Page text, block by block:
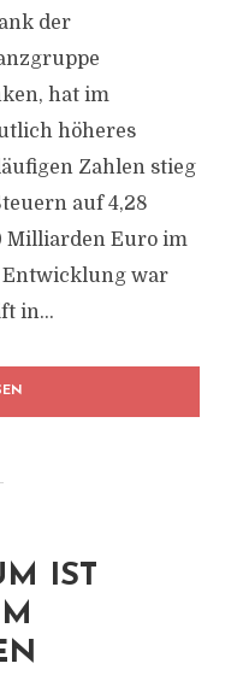
der
hat im
höheres
Zahlen stieg
auf 4,28
Milliarden Euro im
Entwicklung war
in...
IST